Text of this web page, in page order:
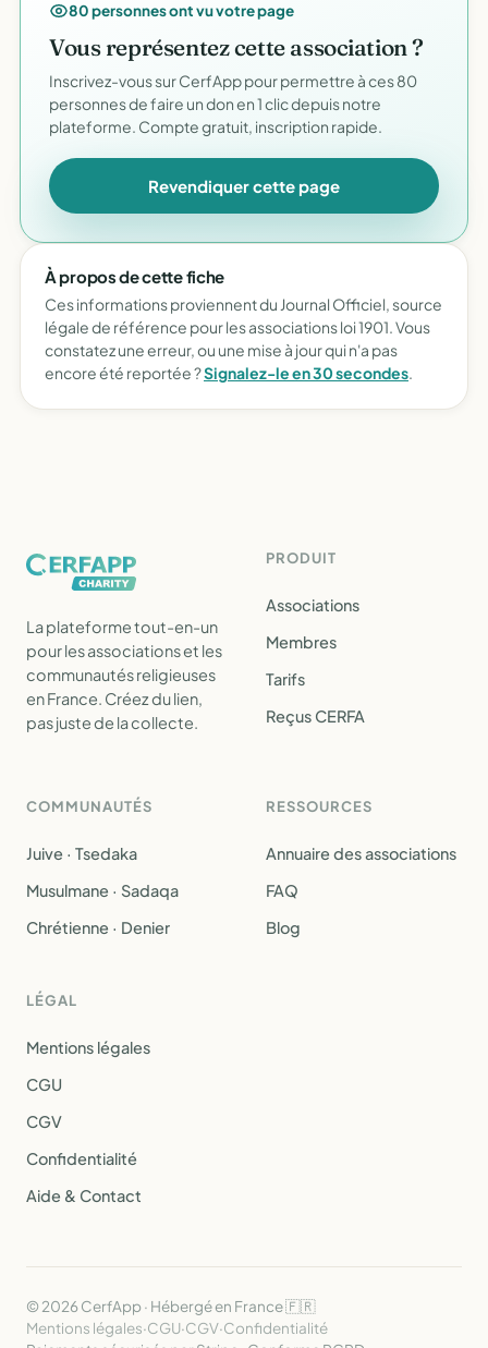
80 personnes ont vu votre page
Vous représentez cette association ?
Inscrivez-vous sur CerfApp pour permettre à ces 80
personnes de faire un don en 1 clic depuis notre
plateforme. Compte gratuit, inscription rapide.
Revendiquer cette page
À propos de cette fiche
Ces informations proviennent du Journal Officiel, source
légale de référence pour les associations loi 1901. Vous
constatez une erreur, ou une mise à jour qui n'a pas
encore été reportée ?Signalez-le en 30 secondes.
La plateforme tout-en-un
pour les associations et les
communautés religieuses
en France. Créez du lien,
pas juste de la collecte.
PRODUIT
Associations
Membres
Tarifs
Reçus CERFA
COMMUNAUTÉS
Juive · Tsedaka
Musulmane · Sadaqa
Chrétienne · Denier
RESSOURCES
Annuaire des associations
FAQ
Blog
LÉGAL
Mentions légales
CGU
CGV
Confidentialité
Aide & Contact
© 2026 CerfApp · Hébergé en France 🇫🇷
Mentions légales·CGU·CGV·Confidentialité